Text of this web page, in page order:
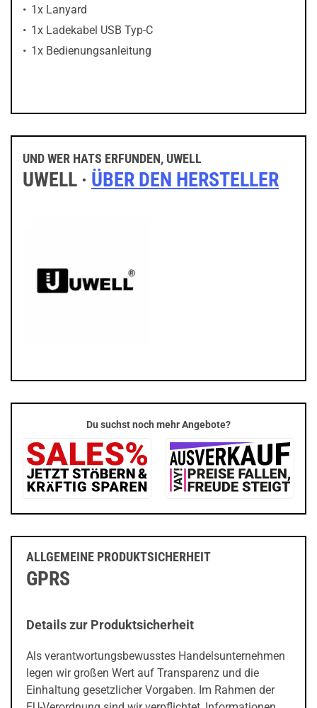
1x Lanyard
1x Ladekabel USB Typ-C
1x Bedienungsanleitung
UND WER HATS ERFUNDEN, UWELL
UWELL · ÜBER DEN HERSTELLER
Du suchst noch mehr Angebote?
ALLGEMEINE PRODUKTSICHERHEIT
GPRS
Details zur Produktsicherheit
Als verantwortungsbewusstes Handelsunternehmen
legen wir großen Wert auf Transparenz und die
Einhaltung gesetzlicher Vorgaben. Im Rahmen der